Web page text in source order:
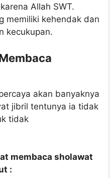
Allah SWT.
memiliki kehendak dan
kecukupan.
akan banyaknya
jibril tentunya ia tidak
tidak
membaca sholawat
: